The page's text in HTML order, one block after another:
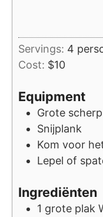
Servings: 4
Cost: $10
Equipment
Grote
Snijplank
Kom voor
Lepel of
Ingrediënten
1 grote plak